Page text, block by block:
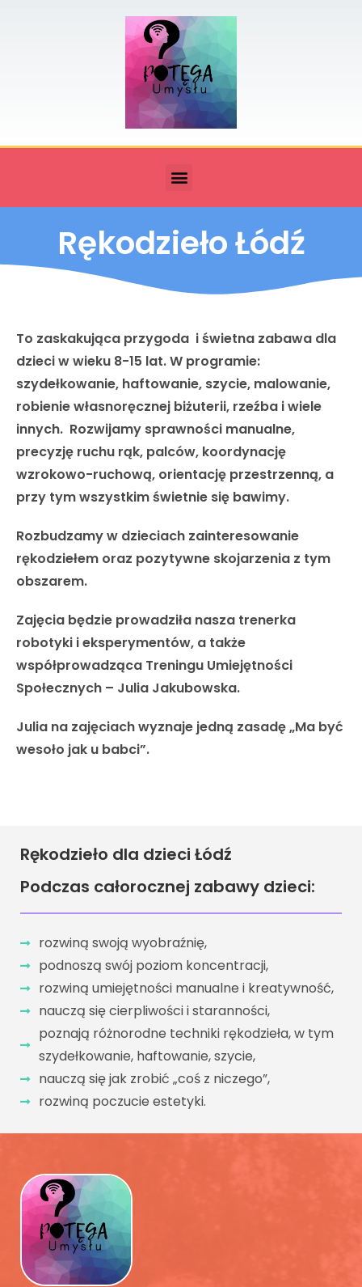
Rękodzieło Łódź
To zaskakująca przygoda i świetna zabawa dla
dzieci w wieku 8-15 lat. W programie:
szydełkowanie, haftowanie, szycie, malowanie,
robienie własnoręcznej biżuterii, rzeźba i wiele
innych. Rozwijamy sprawności manualne,
precyzję ruchu rąk, palców, koordynację
wzrokowo-ruchową, orientację przestrzenną, a
przy tym wszystkim świetnie się bawimy.
Rozbudzamy w dzieciach zainteresowanie
rękodziełem oraz pozytywne skojarzenia z tym
obszarem.
Zajęcia będzie prowadziła nasza trenerka
robotyki i eksperymentów, a także
współprowadząca Treningu Umiejętności
Społecznych – Julia Jakubowska.
Julia na zajęciach wyznaje jedną zasadę „Ma być
wesoło jak u babci”.
Rękodzieło dla dzieci Łódź
Podczas całorocznej zabawy dzieci:
rozwiną swoją wyobraźnię,
podnoszą swój poziom koncentracji,
rozwiną umiejętności manualne i kreatywność,
nauczą się cierpliwości i staranności,
poznają różnorodne techniki rękodzieła, w tym
szydełkowanie, haftowanie, szycie,
nauczą się jak zrobić „coś z niczego”,
rozwiną poczucie estetyki.